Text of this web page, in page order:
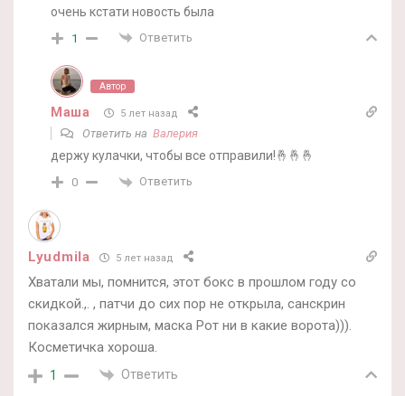
очень кстати новость была
1 Ответить
Автор
Маша 5 лет назад
Ответить на Валерия
держу кулачки, чтобы все отправили!🤞🤞🤞
0 Ответить
Lyudmila 5 лет назад
Хватали мы, помнится, этот бокс в прошлом году со
скидкой.,. , патчи до сих пор не открыла, санскрин
показался жирным, маска Рот ни в какие ворота))).
Косметичка хороша.
1 Ответить